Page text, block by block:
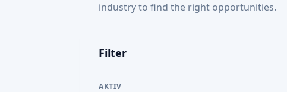
industry to find the right opportunities.
Filter
AKTIV